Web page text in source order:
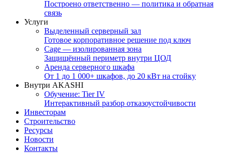
Построено ответственно — политика и обратная
связь
Услуги
Выделенный серверный зал
Готовое корпоративное решение под ключ
Cage — изолированная зона
Защищённый периметр внутри ЦОД
Аренда серверного шкафа
От 1 до 1 000+ шкафов, до 20 кВт на стойку
Внутри AKASHI
Обучение: Tier IV
Интерактивный разбор отказоустойчивости
Инвесторам
Строительство
Ресурсы
Новости
Контакты